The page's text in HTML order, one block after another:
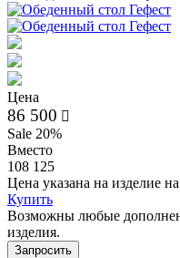
Цена
86 500
Sale 20%
Вместо
108 125
Цена указана на изделие
Купить
Возможны любые
изделия.
Запросить